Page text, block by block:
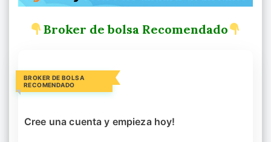
Broker de bolsa Recomendado
BROKER DE BOLSA
RECOMENDADO
Cree una cuenta y empieza hoy!